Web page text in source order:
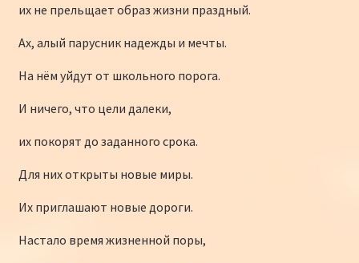
их не прельщает образ жизни праздный.
Ах, алый парусник надежды и мечты.
На нём уйдут от школьного порога.
И ничего, что цели далеки,
их покорят до заданного срока.
Для них открыты новые миры.
Их приглашают новые дороги.
Настало время жизненной поры,